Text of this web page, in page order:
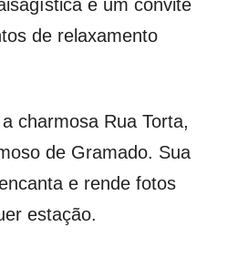
é um convite
de relaxamento
charmosa Rua Torta,
de Gramado. Sua
e rende fotos
estação.